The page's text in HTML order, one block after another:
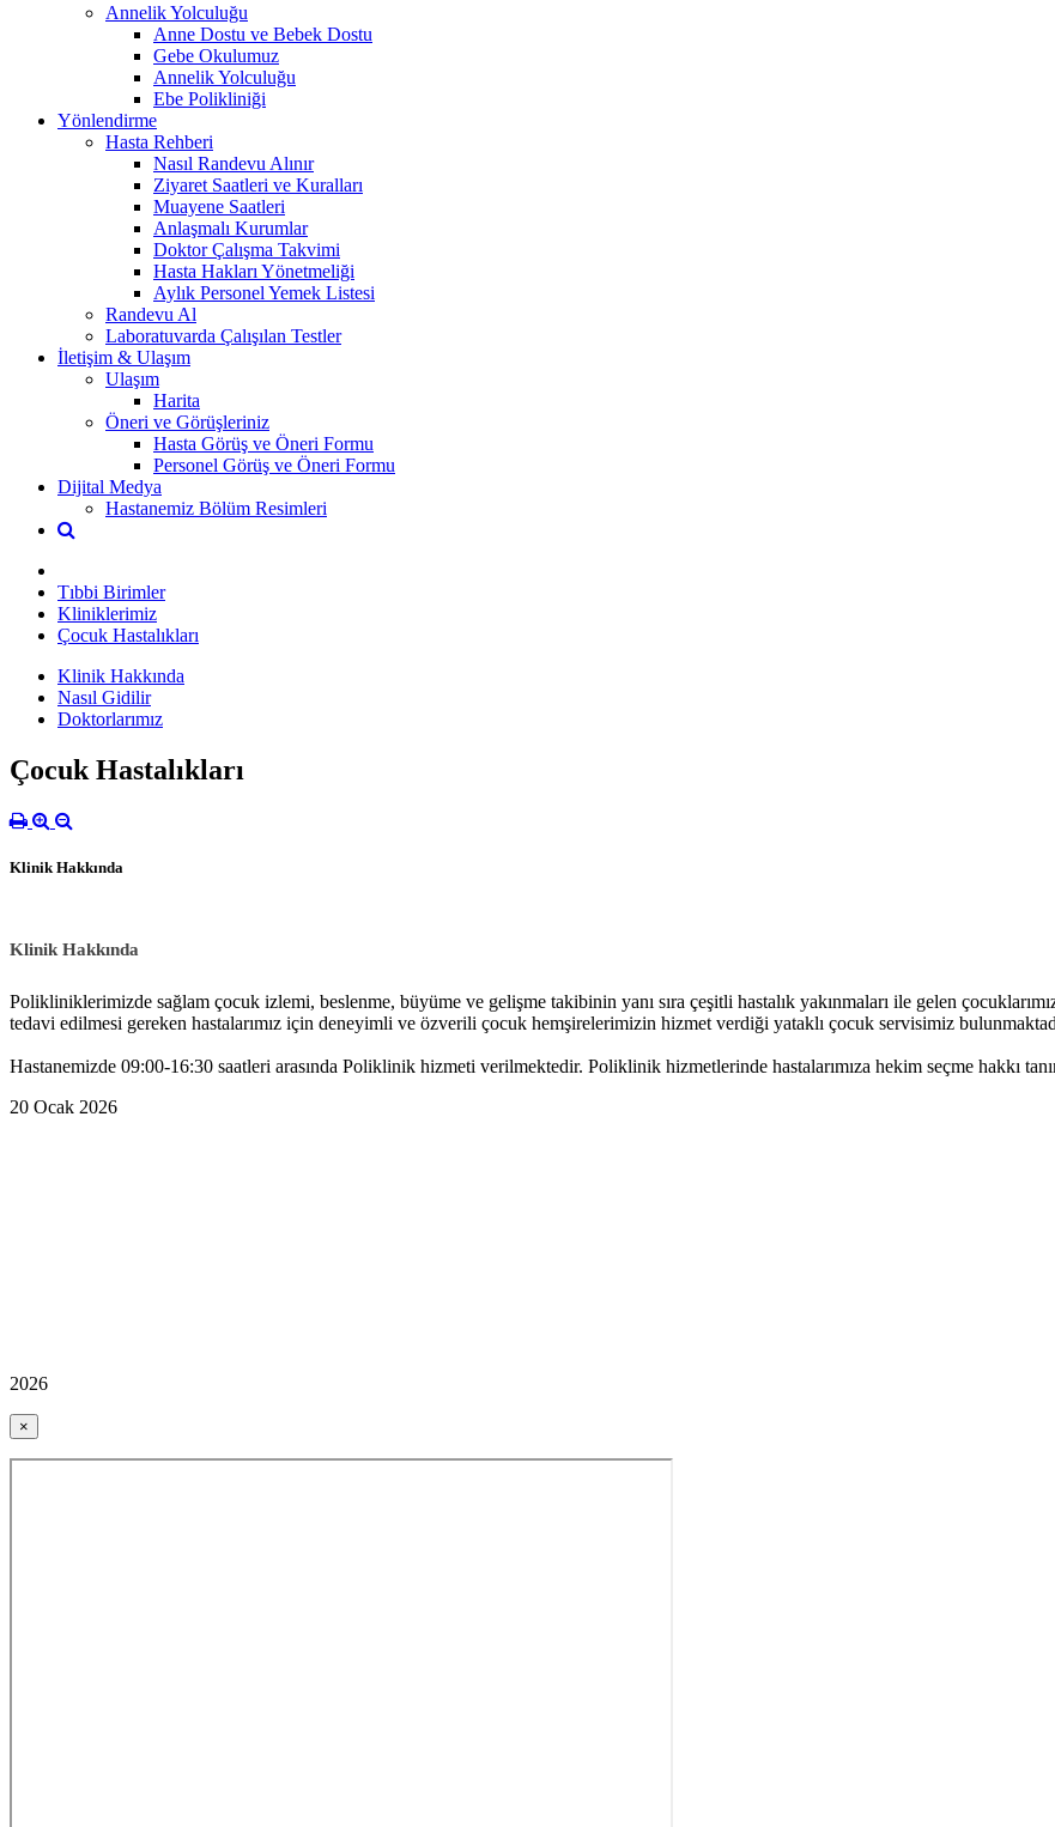
Annelik Yolculuğu
Anne Dostu ve Bebek Dostu
Gebe Okulumuz
Annelik Yolculuğu
Ebe Polikliniği
Yönlendirme
Hasta Rehberi
Nasıl Randevu Alınır
Ziyaret Saatleri ve Kuralları
Muayene Saatleri
Anlaşmalı Kurumlar
Doktor Çalışma Takvimi
Hasta Hakları Yönetmeliği
Aylık Personel Yemek Listesi
Randevu Al
Laboratuvarda Çalışılan Testler
İletişim & Ulaşım
Ulaşım
Harita
Öneri ve Görüşleriniz
Hasta Görüş ve Öneri Formu
Personel Görüş ve Öneri Formu
Dijital Medya
Hastanemiz Bölüm Resimleri
Tıbbi Birimler
Kliniklerimiz
Çocuk Hastalıkları
Klinik Hakkında
Nasıl Gidilir
Doktorlarımız
Çocuk Hastalıkları
Klinik Hakkında
Klinik Hakkında
Polikliniklerimizde sağlam çocuk izlemi, beslenme, büyüme ve gelişme takibinin yanı sıra çeşitli hastalık yakınmaları ile gelen
tedavi edilmesi gereken hastalarımız için deneyimli ve özverili çocuk hemşirelerimizin hizmet verdiği yataklı çocuk servisimiz
Hastanemizde 09:00-16:30 saatleri arasında Poliklinik hizmeti verilmektedir. Poliklinik hizmetlerinde hastalarımıza hekim seçme hakkı
20 Ocak 2026
2026
×